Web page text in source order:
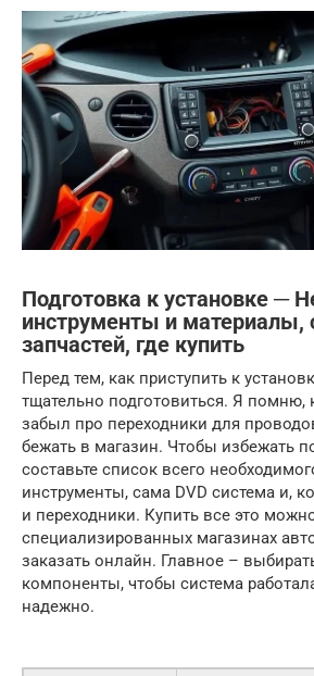
Подготовка к установке ─
инструменты и материалы,
запчастей, где купить
Перед тем, как приступить к
тщательно подготовиться. Я помню,
забыл про переходники для
бежать в магазин. Чтобы избежать
составьте список всего
инструменты, сама DVD система и,
и переходники. Купить все это
специализированных магазинах
заказать онлайн. Главное –
компоненты, чтобы система
надежно.